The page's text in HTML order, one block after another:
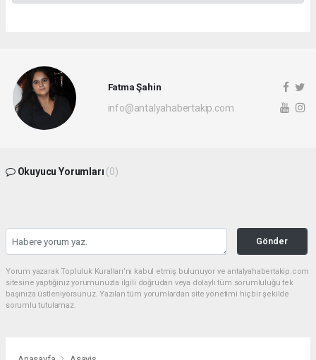
Fatma Şahin
info@antalyahabertakip.com
Okuyucu Yorumları (0)
Gönder
Yorum yazarak Topluluk Kuralları’nı kabul etmiş bulunuyor ve antalyahabertakip.com
sitesine yaptığınız yorumunuzla ilgili doğrudan veya dolaylı tüm sorumluluğu tek
başınıza üstleniyorsunuz. Yazılan tüm yorumlardan site yönetimi hiçbir şekilde
sorumlu tutulamaz.